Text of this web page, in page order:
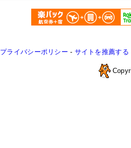
プライバシーポリシー - サイトを推薦する